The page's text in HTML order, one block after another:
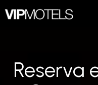
Reserva